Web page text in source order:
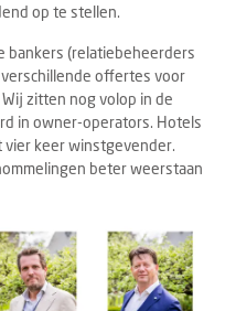
op te stellen.
bankers (relatiebeheerders
offertes voor
zitten nog volop in de
in owner-operators. Hotels
keer winstgevender.
beter weerstaan